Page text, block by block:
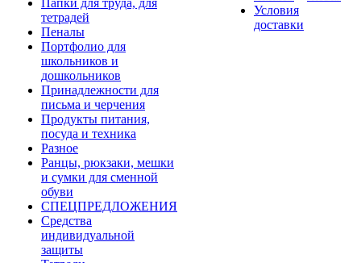
тетрадей
Пеналы
Портфолио для
школьников и
дошкольников
Принадлежности для
письма и черчения
Продукты питания,
посуда и техника
Разное
Ранцы, рюкзаки, мешки
и сумки для сменной
обуви
СПЕЦПРЕДЛОЖЕНИЯ
Средства
индивидуальной
защиты
Условия
доставки